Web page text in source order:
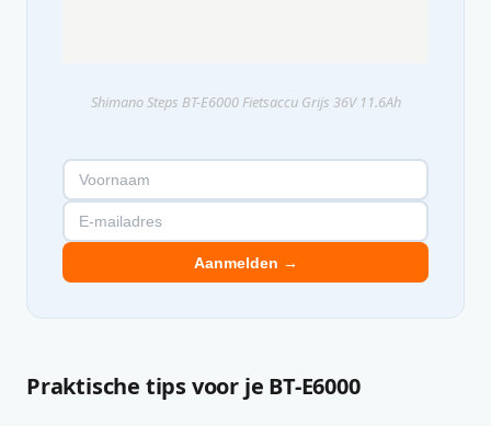
Shimano Steps BT-E6000 Fietsaccu Grijs 36V 11.6Ah
Aanmelden →
Praktische tips voor je BT-E6000